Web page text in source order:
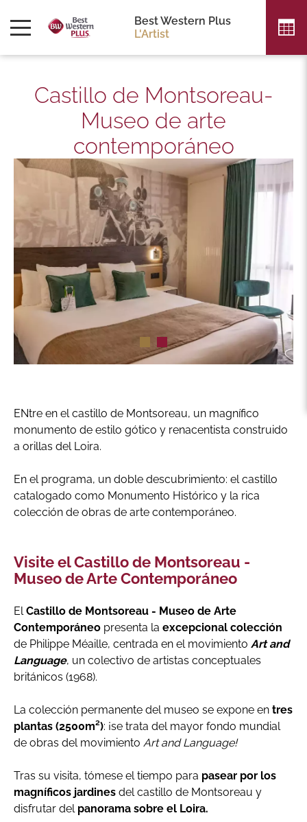
Best Western Plus
L'Artist
Castillo de Montsoreau-
Museo de arte
contemporáneo
ENtre en el castillo de Montsoreau, un magnífico
monumento de estilo gótico y renacentista construido
a orillas del Loira.
En el programa, un doble descubrimiento: el castillo
catalogado como Monumento Histórico y la rica
colección de obras de arte contemporáneo.
Visite el Castillo de Montsoreau -
Museo de Arte Contemporáneo
ElCastillo de Montsoreau - Museo de Arte
Contemporáneo presenta la excepcional colección
de Philippe Méaille, centrada en el movimiento Art and
Language, un colectivo de artistas conceptuales
británicos (1968).
La colección permanente del museo se expone en tres
plantas (2500m²): ¡se trata del mayor fondo mundial
de obras del movimiento Art and Language!
Tras su visita, tómese el tiempo para pasear por los
magníficos jardines del castillo de Montsoreau y
disfrutar del panorama sobre el Loira.